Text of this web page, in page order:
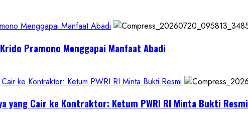
Menggapai Manfaat Abadi
Pramono Menggapai Manfaat Abadi
ke Kontraktor: Ketum PWRI RI Minta Bukti Resmi
yang Cair ke Kontraktor: Ketum PWRI RI Minta Bukti Resmi